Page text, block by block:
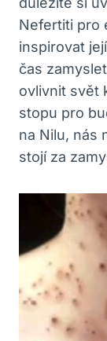
Nefertiti pro
inspirovat
čas
ovlivnit svět
stopu pro
na Nilu, nás
stojí za